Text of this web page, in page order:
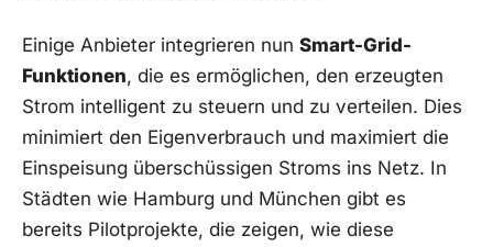
Einige Anbieter ‍integrieren nun Smart-Grid-
Funktionen, die es ermöglichen,‌ den erzeugten
Strom ​intelligent zu steuern und ⁣zu verteilen. Dies
minimiert den Eigenverbrauch und maximiert die
Einspeisung überschüssigen Stroms ins​ Netz. In⁤
Städten ‌wie Hamburg ‍und München gibt es
bereits Pilotprojekte, ⁢die zeigen, ‍wie​ diese